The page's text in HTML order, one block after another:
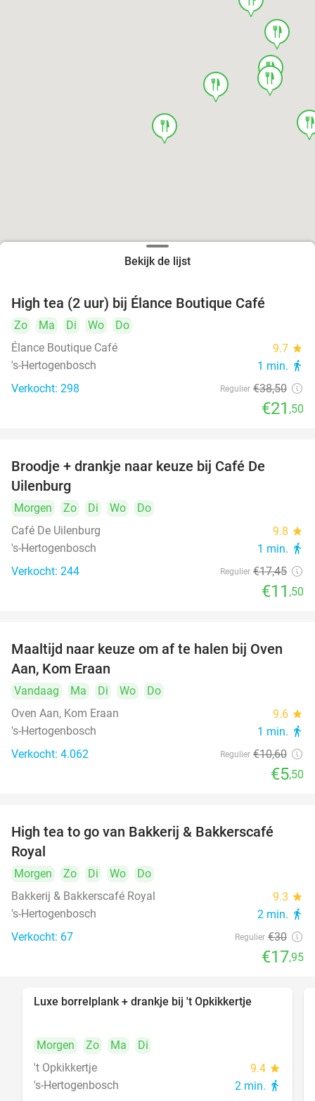
food
food
food
food
food
Bekijk de lijst
High tea (2 uur) bij Élance Boutique Café
Zo Ma Di Wo
Do
Élance Boutique Café
9.7 star
's-Hertogenbosch 1 min. directions_walk
Verkocht: 298 Regulier €38,50
€21 ,50
Broodje + drankje naar keuze bij Café De
Uilenburg
Morgen Zo Di Wo
Do
Café De Uilenburg
9.8 star
's-Hertogenbosch 1 min. directions_walk
Verkocht: 244 Regulier €17,45
€11 ,50
48%
Maaltijd naar keuze om af te halen bij Oven
Aan, Kom Eraan
Vandaag Ma Di Wo
Do
Oven Aan, Kom Eraan
9.6 star
's-Hertogenbosch 1 min. directions_walk
Verkocht: 4.062 Regulier €10,60
€5,50
40%
High tea to go van Bakkerij & Bakkerscafé
Royal
Morgen Zo Di Wo
Do
Bakkerij & Bakkerscafé Royal
9.3 star
's-Hertogenbosch 2 min. directions_walk
Verkocht: 67 Regulier €30
€17,95
Luxe borrelplank + drankje bij 't Opkikkertje
Morgen Zo Ma
Di
't Opkikkertje
9.4 star
's-Hertogenbosch 2 min. directions_walk